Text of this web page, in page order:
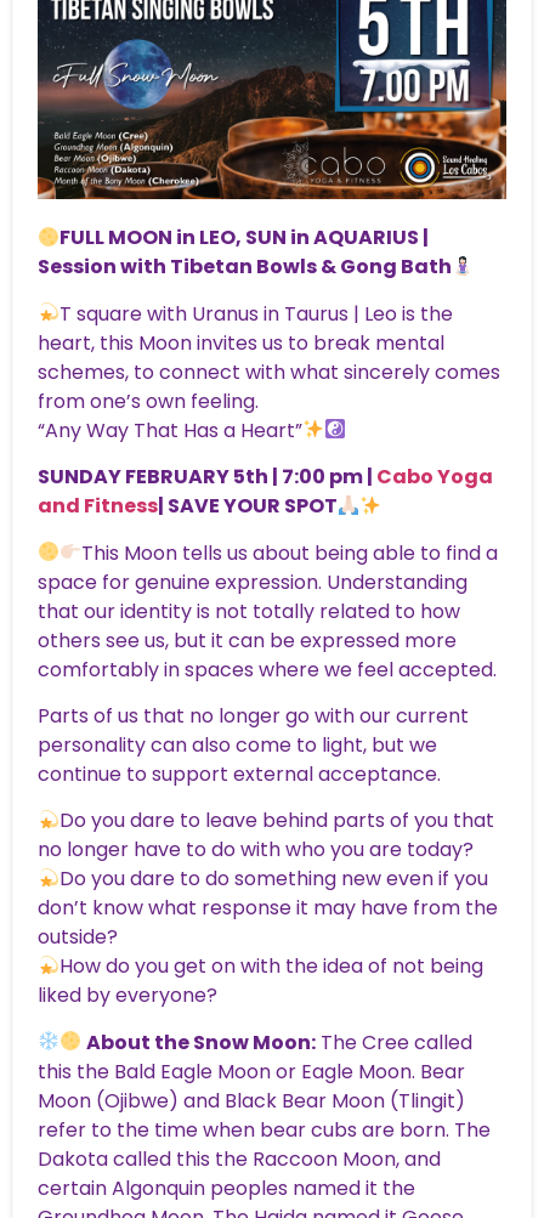
FULL MOON in LEO, SUN in AQUARIUS |
Session with Tibetan Bowls & Gong Bath
T square with Uranus in Taurus | Leo is the
heart, this Moon invites us to break mental
schemes, to connect with what sincerely comes
from one’s own feeling.
“Any Way That Has a Heart”
SUNDAY FEBRUARY 5th | 7:00 pm | Cabo Yoga
and Fitness| SAVE YOUR SPOT
This Moon tells us about being able to find a
space for genuine expression. Understanding
that our identity is not totally related to how
others see us, but it can be expressed more
comfortably in spaces where we feel accepted.
Parts of us that no longer go with our current
personality can also come to light, but we
continue to support external acceptance.
Do you dare to leave behind parts of you that
no longer have to do with who you are today?
Do you dare to do something new even if you
don’t know what response it may have from the
outside?
How do you get on with the idea of ​​not being
liked by everyone?
About the Snow Moon: The Cree called
this the Bald Eagle Moon or Eagle Moon. Bear
Moon (Ojibwe) and Black Bear Moon (Tlingit)
refer to the time when bear cubs are born. The
Dakota called this the Raccoon Moon, and
certain Algonquin peoples named it the